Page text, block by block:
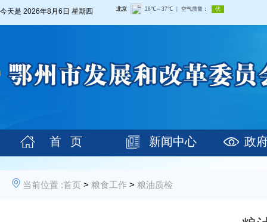
今天是 2026年8月6日 星期四
首 页 新闻中心 政
当前位置 :首页 > 粮食工作 > 粮油质检